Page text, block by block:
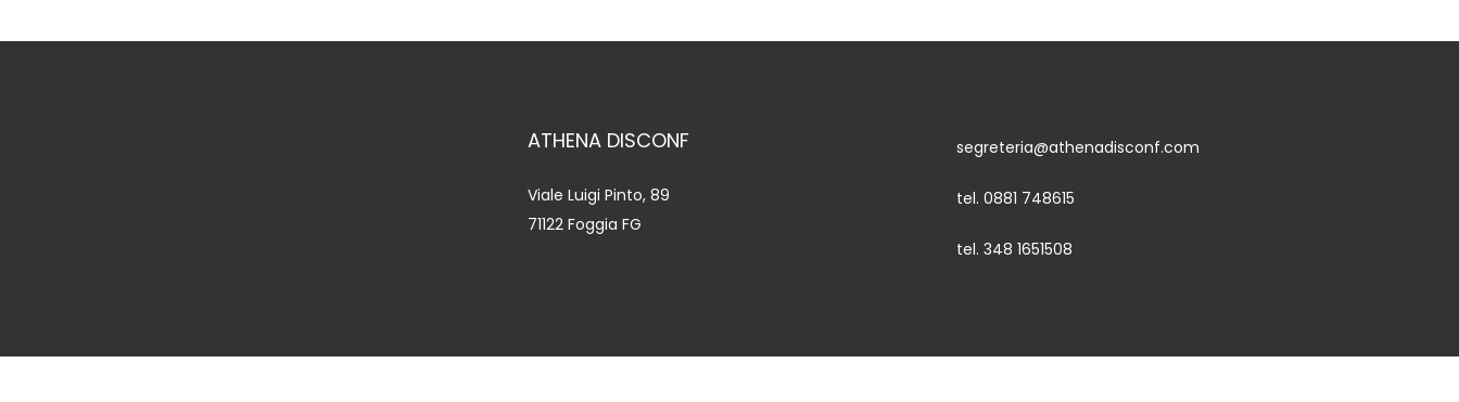
ATHENA DISCONF
Viale Luigi Pinto, 89
71122 Foggia FG
segreteria@athenadisconf.com
tel. 0881 748615
tel. 348 1651508